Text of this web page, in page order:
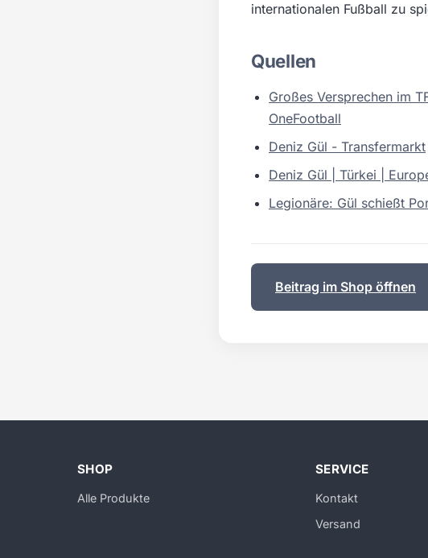
internationalen Fußball zu
Quellen
Großes Versprechen im
OneFootball
Deniz Gül - Transfermarkt
Deniz Gül | Türkei |
Legionäre: Gül schießt
Beitrag im Shop öffnen
SHOP
Alle Produkte
SERVICE
Kontakt
Versand